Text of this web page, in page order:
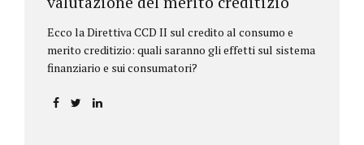
Ecco la Direttiva CCD II sul credito al consumo e
merito creditizio: quali saranno gli effetti sul sistema
finanziario e sui consumatori?